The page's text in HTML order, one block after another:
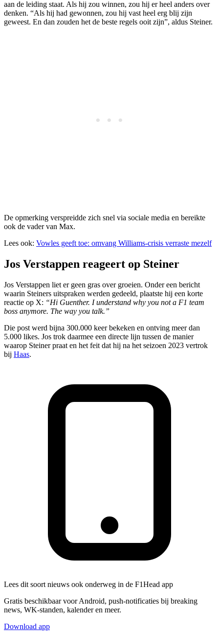
aan de leiding staat. Als hij zou winnen, zou hij er heel anders over
denken. “Als hij had gewonnen, zou hij vast heel erg blij zijn
geweest. En dan zouden het de beste regels ooit zijn”, aldus Steiner.
De opmerking verspreidde zich snel via sociale media en bereikte
ook de vader van Max.
Lees ook: Vowles geeft toe: omvang Williams-crisis verraste mezelf
Jos Verstappen reageert op Steiner
Jos Verstappen liet er geen gras over groeien. Onder een bericht
waarin Steiners uitspraken werden gedeeld, plaatste hij een korte
reactie op X: “Hi Guenther. I understand why you not a F1 team
boss anymore. The way you talk.”
Die post werd bijna 300.000 keer bekeken en ontving meer dan
5.000 likes. Jos trok daarmee een directe lijn tussen de manier
waarop Steiner praat en het feit dat hij na het seizoen 2023 vertrok
bij Haas.
Lees dit soort nieuws ook onderweg in de F1Head app
Gratis beschikbaar voor Android, push-notificaties bij breaking
news, WK-standen, kalender en meer.
Download app